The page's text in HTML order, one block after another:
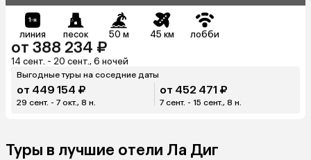
линия песок 50 м 45 км лобби
от 388 234 ₽
14 сент. - 20 сент., 6 ночей
Выгодные туры на соседние даты
от 449 154 ₽
29 сент. - 7 окт., 8 н.
от 452 471 ₽
7 сент. - 15 сент., 8 н.
Туры в лучшие отели Ла Диг